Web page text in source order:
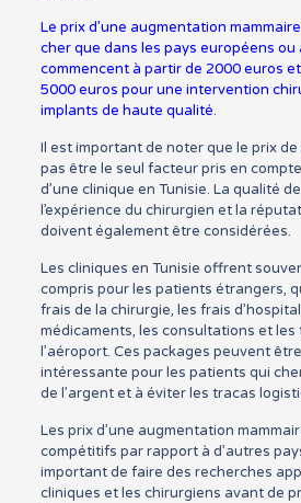
Le prix d’une augmentation
cher que dans les pays européens ou
commencent à partir de 2000 euros
5000 euros pour une intervention
implants de haute qualité.
Il est important de noter que le prix
pas être le seul facteur pris en
d’une clinique en Tunisie. La qualité
l’expérience du chirurgien et la
doivent également être considérées.
Les cliniques en Tunisie offrent
compris pour les patients étrangers,
frais de la chirurgie, les frais
médicaments, les consultations et
l’aéroport. Ces packages peuvent
intéressante pour les patients qui
de l’argent et à éviter les tracas
Les prix d’une augmentation
compétitifs par rapport à d’autres
important de faire des recherches
cliniques et les chirurgiens avant de